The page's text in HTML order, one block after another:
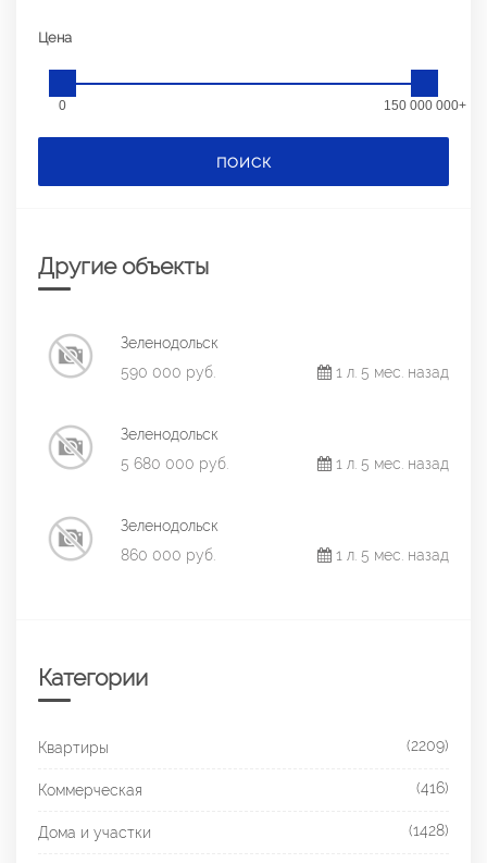
Цена
0 150 000 000+
ПОИСК
Другие объекты
Зеленодольск
590 000 руб.
1 л. 5 мес. назад
Зеленодольск
5 680 000 руб.
1 л. 5 мес. назад
Зеленодольск
860 000 руб.
1 л. 5 мес. назад
Категории
Квартиры (2209)
Коммерческая (416)
Дома и участки (1428)